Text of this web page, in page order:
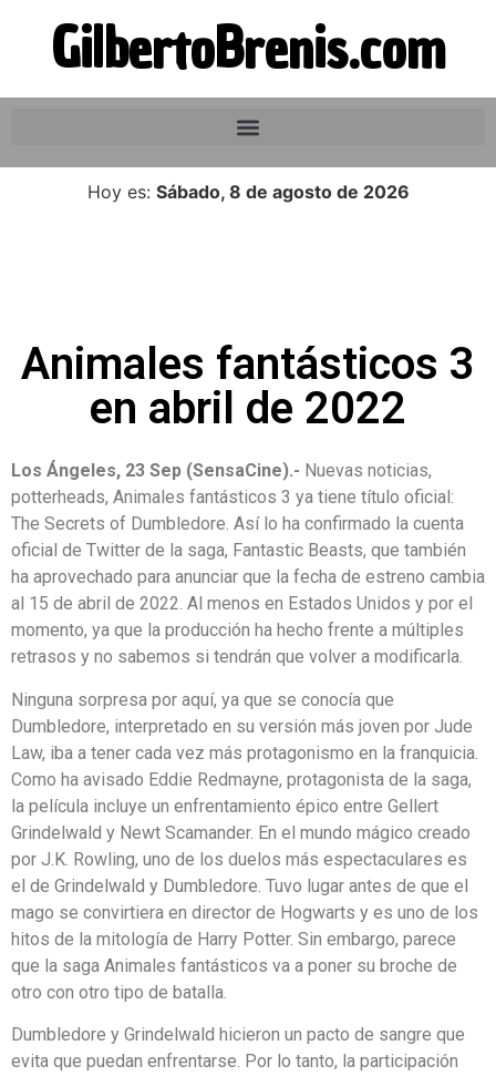
GilbertoBrenis.com
Hoy es: Sábado, 8 de agosto de 2026
Animales fantásticos 3
en abril de 2022
Los Ángeles, 23 Sep (SensaCine).- Nuevas noticias,
potterheads, Animales fantásticos 3 ya tiene título oficial:
The Secrets of Dumbledore. Así lo ha confirmado la cuenta
oficial de Twitter de la saga, Fantastic Beasts, que también
ha aprovechado para anunciar que la fecha de estreno cambia
al 15 de abril de 2022. Al menos en Estados Unidos y por el
momento, ya que la producción ha hecho frente a múltiples
retrasos y no sabemos si tendrán que volver a modificarla.
Ninguna sorpresa por aquí, ya que se conocía que
Dumbledore, interpretado en su versión más joven por Jude
Law, iba a tener cada vez más protagonismo en la franquicia.
Como ha avisado Eddie Redmayne, protagonista de la saga,
la película incluye un enfrentamiento épico entre Gellert
Grindelwald y Newt Scamander. En el mundo mágico creado
por J.K. Rowling, uno de los duelos más espectaculares es
el de Grindelwald y Dumbledore. Tuvo lugar antes de que el
mago se convirtiera en director de Hogwarts y es uno de los
hitos de la mitología de Harry Potter. Sin embargo, parece
que la saga Animales fantásticos va a poner su broche de
otro con otro tipo de batalla.
Dumbledore y Grindelwald hicieron un pacto de sangre que
evita que puedan enfrentarse. Por lo tanto, la participación